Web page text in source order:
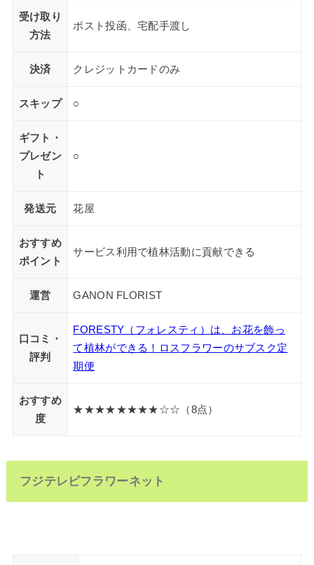
受け取り
方法
ポスト投函、宅配手渡し
決済 クレジットカードのみ
スキップ ○
ギフト・
プレゼン
ト
○
発送元 花屋
おすすめ
ポイント
サービス利用で植林活動に貢献できる
運営 GANON FLORIST
口コミ・
評判
FORESTY（フォレスティ）は、お花を飾っ
て植林ができる！ロスフラワーのサブスク定
期便
おすすめ
度
★★★★★★★★☆☆（8点）
フジテレビフラワーネット